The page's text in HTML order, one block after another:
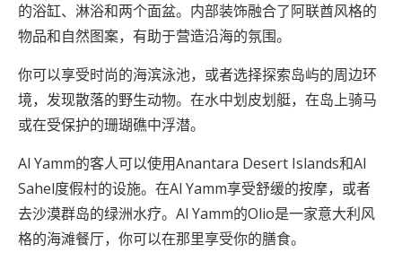
的浴缸、淋浴和两个面盆。内部装饰融合了阿联酋风格的
物品和自然图案，有助于营造沿海的氛围。
你可以享受时尚的海滨泳池，或者选择探索岛屿的周边环
境，发现散落的野生动物。在水中划皮划艇，在岛上骑马
或在受保护的珊瑚礁中浮潜。
Al Yamm的客人可以使用Anantara Desert Islands和Al
Sahel度假村的设施。在Al Yamm享受舒缓的按摩，或者
去沙漠群岛的绿洲水疗。Al Yamm的Olio是一家意大利风
格的海滩餐厅，你可以在那里享受你的膳食。